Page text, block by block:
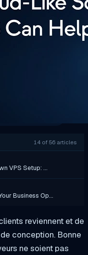
14 of 56 articles
VPS Setup: …
Business Op…
reviennent et de
conception. Bonne
ne soient pas